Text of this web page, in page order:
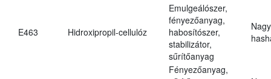
E463 Hidroxipropil-cellulóz
Emulgeálószer,
fényezőanyag,
habosítószer,
stabilizátor,
sűrítőanyag
Fényezőanyag,